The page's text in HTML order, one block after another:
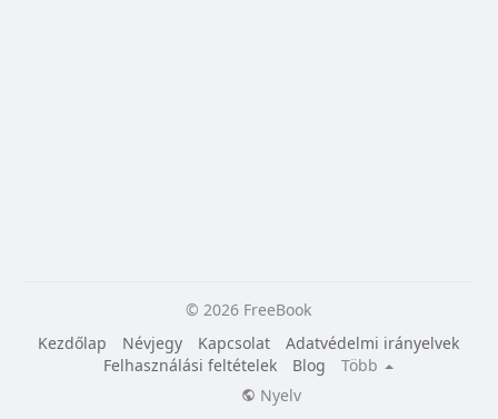
© 2026 FreeBook
Kezdőlap
Névjegy Kapcsolat
Adatvédelmi irányelvek
Felhasználási feltételek
Blog
Több
Nyelv